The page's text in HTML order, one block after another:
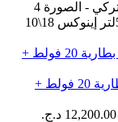
كوكوت+ كسكاس 5لتر إينوكس 18\10
مفك براغي + مثقاب كهربائي قابل للشحن ( بطارية 20 فولط +